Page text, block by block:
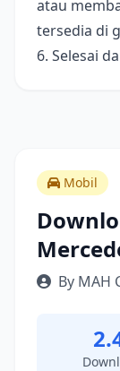
atau
tersedia di
6. Selesai
Mobil
By MAH